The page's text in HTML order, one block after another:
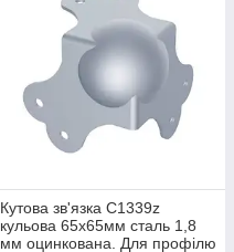
Кутова зв'язка C1339z
кульова 65х65мм сталь 1,8
мм оцинкована. Для профілю